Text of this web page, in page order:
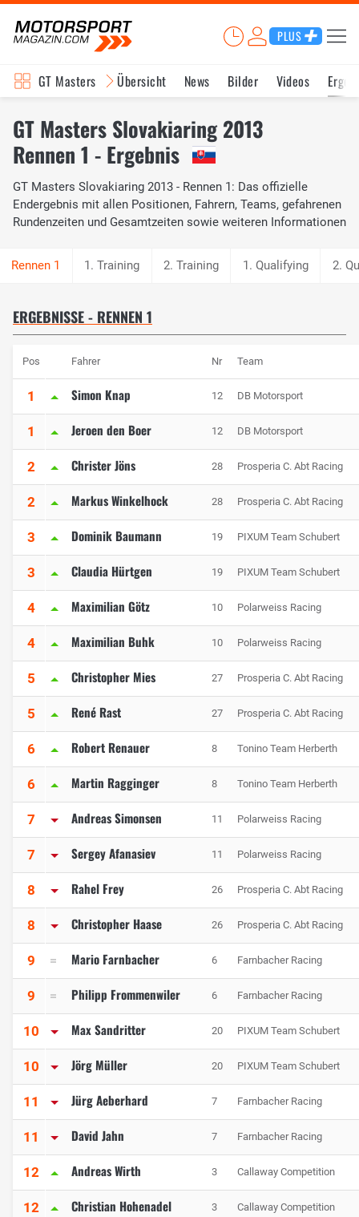
PLUS
GT Masters Übersicht News Bilder Videos
GT Masters Slovakiaring 2013
Rennen 1 - Ergebnis
GT Masters Slovakiaring 2013 - Rennen 1: Das offizielle
Endergebnis mit allen Positionen, Fahrern, Teams, gefahrenen
Rundenzeiten und Gesamtzeiten sowie weiteren Informationen
1. Training 2. Training 1. Qualifying 2.
ERGEBNISSE - RENNEN 1
Pos Fahrer Nr Team
1 Simon Knap 12 DB Motorsport
1 Jeroen den Boer 12 DB Motorsport
2 Christer Jöns 28 Prosperia C. Abt Racing
2 Markus Winkelhock 28 Prosperia C. Abt Racing
3 Dominik Baumann 19 PIXUM Team Schubert
3 Claudia Hürtgen 19 PIXUM Team Schubert
4 Maximilian Götz 10 Polarweiss Racing
4 Maximilian Buhk 10 Polarweiss Racing
5 Christopher Mies 27 Prosperia C. Abt Racing
5 René Rast 27 Prosperia C. Abt Racing
6 Robert Renauer 8 Tonino Team Herberth
6 Martin Ragginger 8 Tonino Team Herberth
7 Andreas Simonsen 11 Polarweiss Racing
7 Sergey Afanasiev 11 Polarweiss Racing
8 Rahel Frey 26 Prosperia C. Abt Racing
8 Christopher Haase 26 Prosperia C. Abt Racing
9 Mario Farnbacher 6 Farnbacher Racing
9 Philipp Frommenwiler 6 Farnbacher Racing
10 Max Sandritter 20 PIXUM Team Schubert
10 Jörg Müller 20 PIXUM Team Schubert
11 Jürg Aeberhard 7 Farnbacher Racing
11 David Jahn 7 Farnbacher Racing
12 Andreas Wirth 3 Callaway Competition
12 Christian Hohenadel 3 Callaway Competition